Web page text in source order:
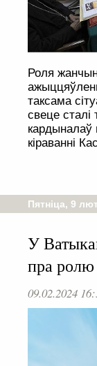
Роля
таксама
свеце
кіраванні
Пятніца, 9
У
пра
09.02.2024